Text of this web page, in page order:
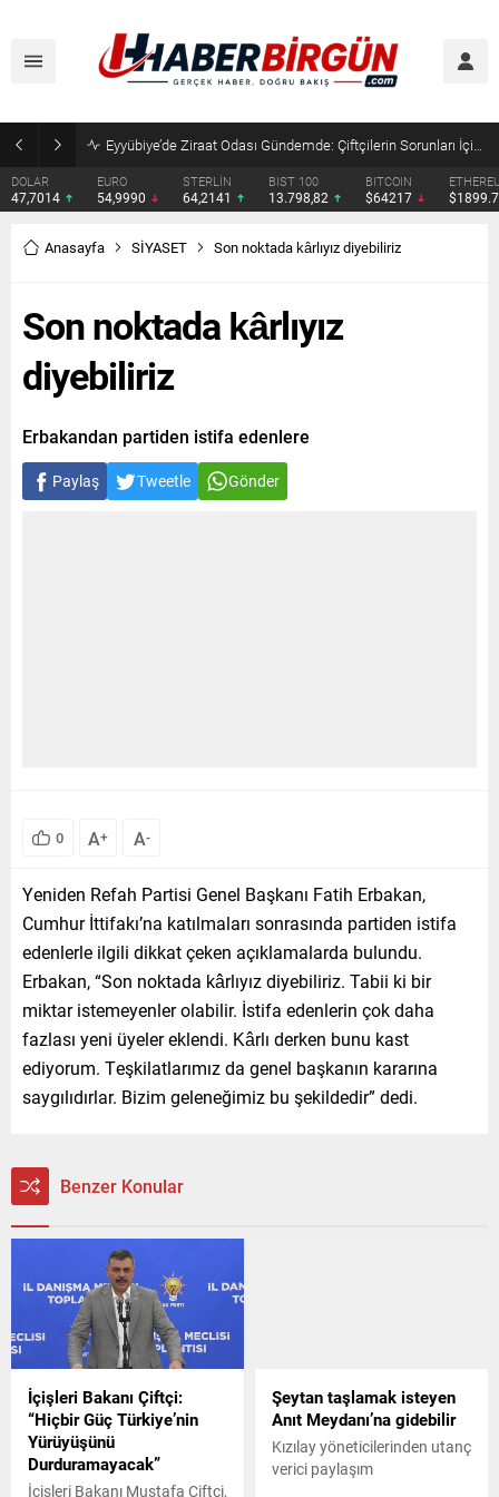
Eyyübiye’de Ziraat Odası Gündemde: Çiftçilerin Sorunları İçin Yeni Çağrı
DOLAR
47,7014
EURO
54,9990
STERLİN
64,2141
BIST 100
13.798,82
BITCOIN
$64217
Anasayfa SİYASET Son noktada kârlıyız diyebiliriz
Son noktada kârlıyız
diyebiliriz
Erbakandan partiden istifa edenlere
Paylaş Tweetle Gönder
0 A+ A-
Yeniden Refah Partisi Genel Başkanı Fatih Erbakan,
Cumhur İttifakı’na katılmaları sonrasında partiden istifa
edenlerle ilgili dikkat çeken açıklamalarda bulundu.
Erbakan, “Son noktada kârlıyız diyebiliriz. Tabii ki bir
miktar istemeyenler olabilir. İstifa edenlerin çok daha
fazlası yeni üyeler eklendi. Kârlı derken bunu kast
ediyorum. Teşkilatlarımız da genel başkanın kararına
saygılıdırlar. Bizim geleneğimiz bu şekildedir” dedi.
Benzer Konular
İçişleri Bakanı Çiftçi:
“Hiçbir Güç Türkiye’nin
Yürüyüşünü
Durduramayacak”
İçişleri Bakanı Mustafa Çiftçi,
Şeytan taşlamak isteyen
Anıt Meydanı’na gidebilir
Kızılay yöneticilerinden utanç
verici paylaşım